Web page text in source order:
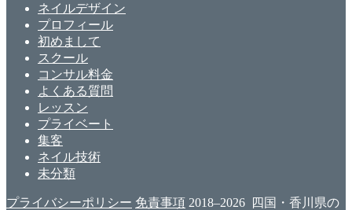
ネイルデザイン
プロフィール
初めまして
スクール
コンサル料金
よくある質問
レッスン
プライベート
集客
ネイル技術
未分類
プライバシーポリシー 免責事項 2018–2026 四国・香川県の